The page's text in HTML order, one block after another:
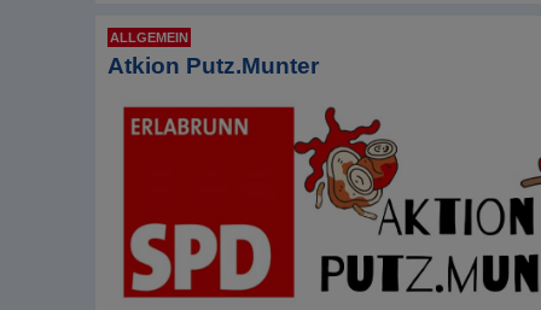
ALLGEMEIN
Atkion Putz.Munter